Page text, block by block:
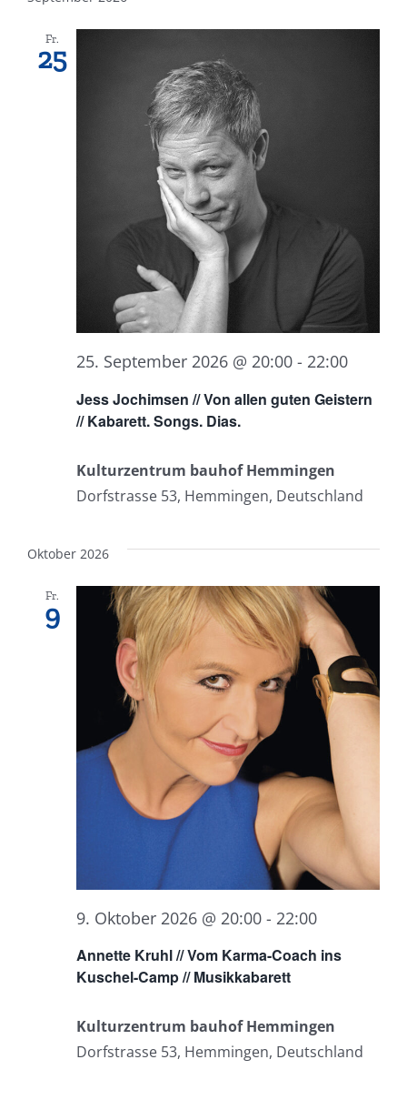
Fr.
25
Jess Jochimsen // Von allen guten Geistern
// Kabarett. Songs. Dias.
25. September 2026 @ 20:00 - 22:00
Kulturzentrum bauhof Hemmingen
Dorfstrasse 53, Hemmingen, Deutschland
Oktober 2026
Fr.
9
Annette Kruhl // Vom Karma-Coach ins
Kuschel-Camp // Musikkabarett
9. Oktober 2026 @ 20:00 - 22:00
Kulturzentrum bauhof Hemmingen
Dorfstrasse 53, Hemmingen, Deutschland